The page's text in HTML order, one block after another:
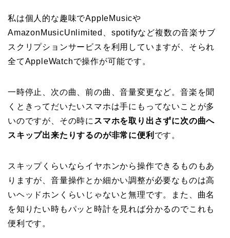
私は個人的な趣味でAppleMusicや
AmazonMusicUnlimited、spotifyなど複数の音楽サブ
スクリプションサービスを利用していますが、そられ
全てAppleWatchで操作が可能です。
一時停止、次の曲、前の曲、音量変更など。音楽を聞
くときってだいたいスマホは手にもってないことが多
いのですが、その時に スマホを取り出さずに次の曲へ
スキップ出来たりするのが非常に便利 です。
スキップくらいならイヤホンから操作できるものもあ
りますが、音量操作とか細かい調整が必要なものは高
いヘッドホンくらいじゃないと無理です。また、曲名
を知りたい時もパッと時計を見れば分かるのでこれも
便利です。